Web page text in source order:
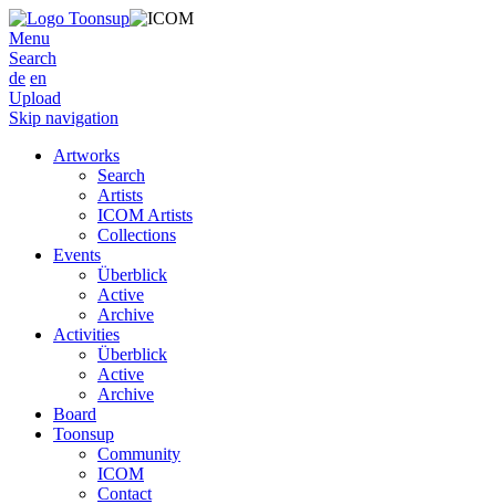
Menu
Search
de en
Upload
Skip navigation
Artworks
Search
Artists
ICOM Artists
Collections
Events
Überblick
Active
Archive
Activities
Überblick
Active
Archive
Board
Toonsup
Community
ICOM
Contact